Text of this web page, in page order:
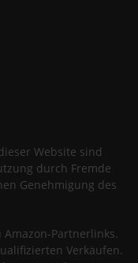
Website sind
durch Fremde
Genehmigung des
Amazon-Partnerlinks.
Verkäufen.